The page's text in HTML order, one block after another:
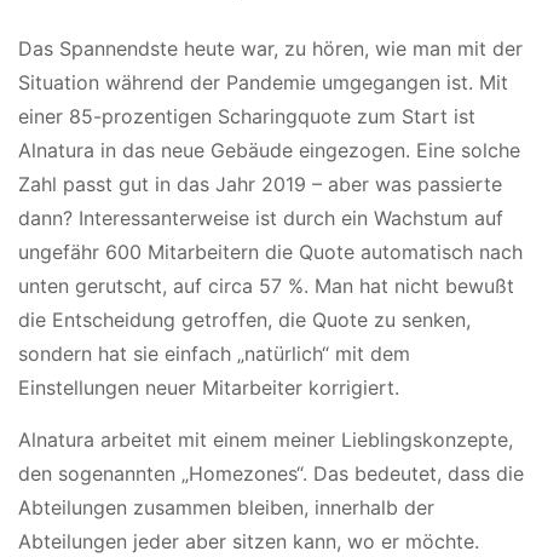
Das Spannendste heute war, zu hören, wie man mit der
Situation während der Pandemie umgegangen ist. Mit
einer 85-prozentigen Scharingquote zum Start ist
Alnatura in das neue Gebäude eingezogen. Eine solche
Zahl passt gut in das Jahr 2019 – aber was passierte
dann? Interessanterweise ist durch ein Wachstum auf
ungefähr 600 Mitarbeitern die Quote automatisch nach
unten gerutscht, auf circa 57 %. Man hat nicht bewußt
die Entscheidung getroffen, die Quote zu senken,
sondern hat sie einfach „natürlich“ mit dem
Einstellungen neuer Mitarbeiter korrigiert.
Alnatura arbeitet mit einem meiner Lieblingskonzepte,
den sogenannten „Homezones“. Das bedeutet, dass die
Abteilungen zusammen bleiben, innerhalb der
Abteilungen jeder aber sitzen kann, wo er möchte.